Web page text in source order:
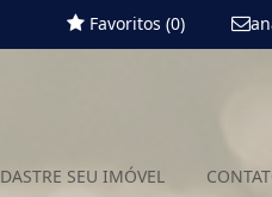
Favoritos (0)
SEU IMÓVEL